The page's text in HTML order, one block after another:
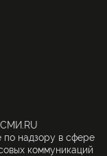
по надзору в сфере
коммуникаций